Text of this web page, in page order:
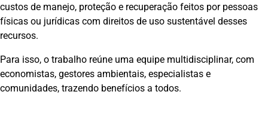
custos de manejo, proteção e recuperação feitos por pessoas
físicas ou jurídicas com direitos de uso sustentável desses
recursos.
Para isso, o trabalho reúne uma equipe multidisciplinar, com
economistas, gestores ambientais, especialistas e
comunidades, trazendo benefícios a todos.